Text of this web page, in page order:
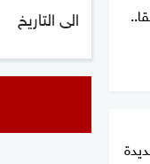
الى التاريخ